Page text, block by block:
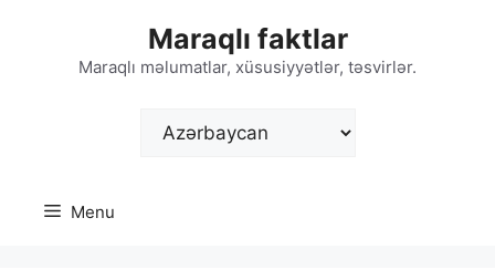
Maraqlı faktlar
Maraqlı məlumatlar, xüsusiyyətlər, təsvirlər.
Choose
Menu